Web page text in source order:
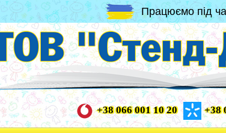
Працюємо під
+38 066 001 10 20 +38